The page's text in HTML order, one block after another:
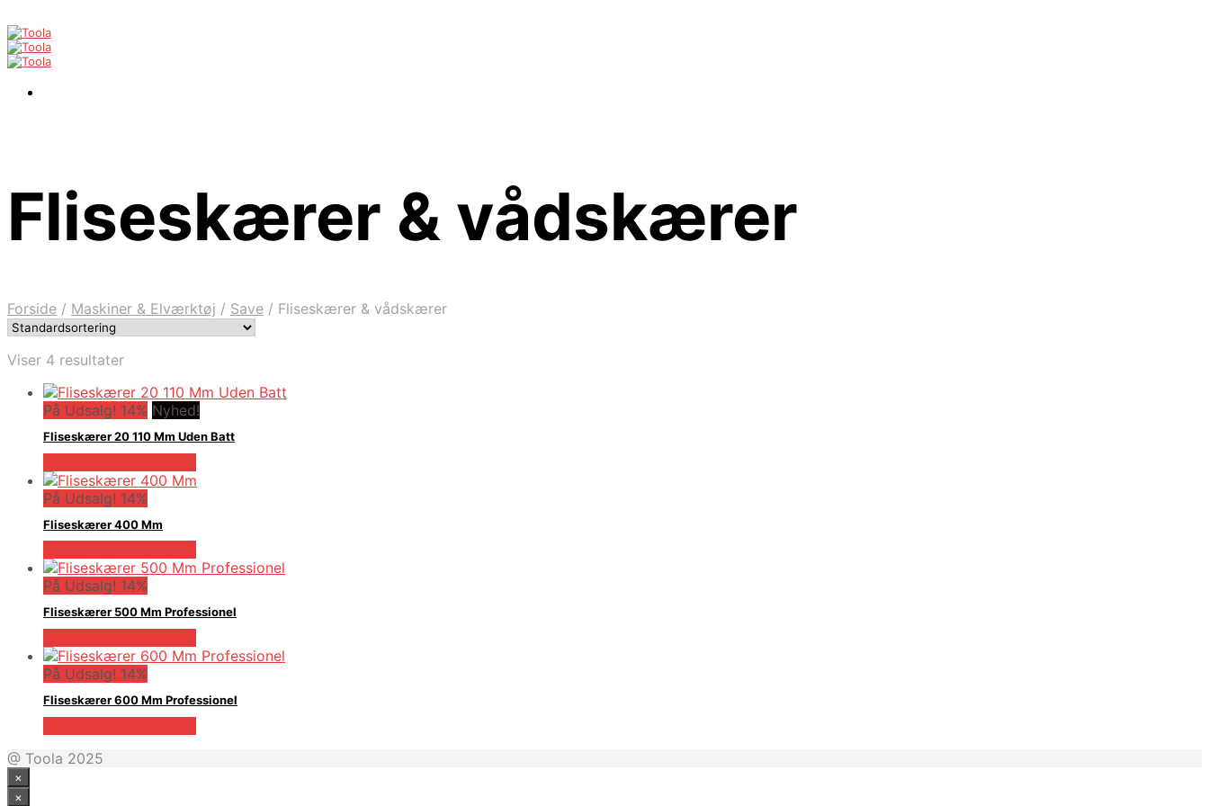
Fliseskærer & vådskærer
Forside / Maskiner & Elværktøj / Save / Fliseskærer & vådskærer
Viser 4 resultater
På Udsalg! 14% Nyhed!
Fliseskærer 20 110 Mm Uden Batt
På Udsalg! 14%
Fliseskærer 400 Mm
På Udsalg! 14%
Fliseskærer 500 Mm Professionel
På Udsalg! 14%
Fliseskærer 600 Mm Professionel
@ Toola 2025
×
×